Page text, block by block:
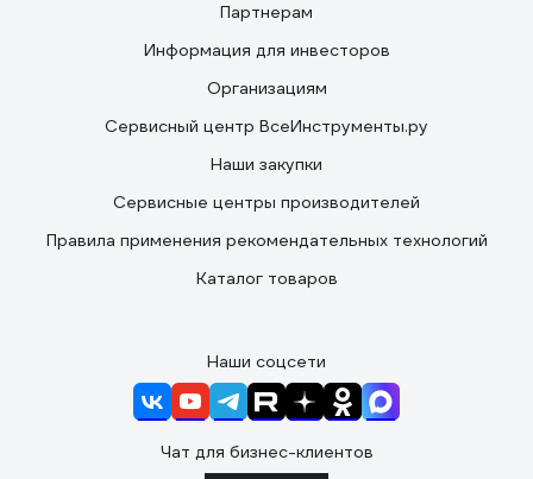
Партнерам
Информация для инвесторов
Организациям
Сервисный центр ВсеИнструменты.ру
Наши закупки
Сервисные центры производителей
Правила применения рекомендательных технологий
Каталог товаров
Наши соцсети
Чат для бизнес-клиентов